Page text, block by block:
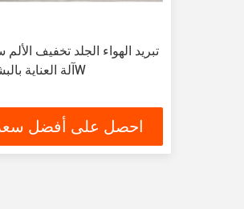
تبريد الهواء الجلد تخفيف الألم
آلة العناية بالبشرة 1600W
احصل على أفضل